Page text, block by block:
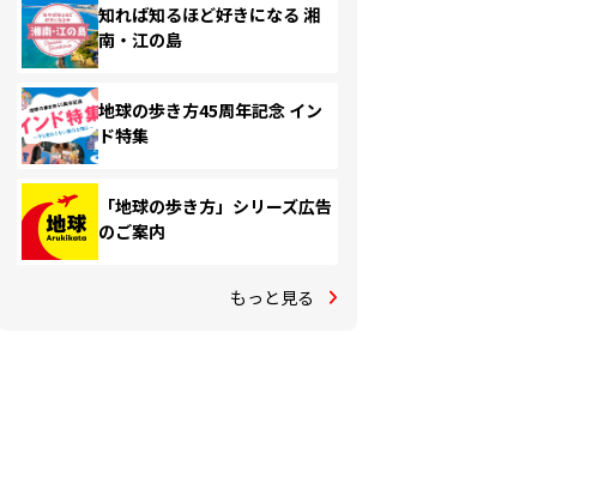
知れば知るほど好きになる 湘
南・江の島
地球の歩き方45周年記念 イン
ド特集
「地球の歩き方」シリーズ広告
のご案内
もっと見る